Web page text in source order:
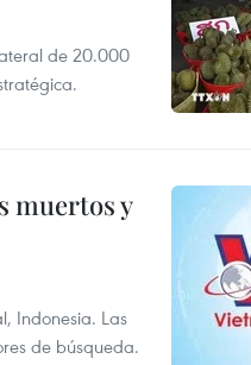
de 20.000
muertos y
Indonesia. Las
de búsqueda.